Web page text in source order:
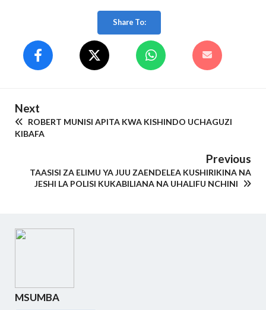
Share To:
Next
ROBERT MUNISI APITA KWA KISHINDO UCHAGUZI
KIBAFA
Previous
TAASISI ZA ELIMU YA JUU ZAENDELEA KUSHIRIKINA NA
JESHI LA POLISI KUKABILIANA NA UHALIFU NCHINI
MSUMBA